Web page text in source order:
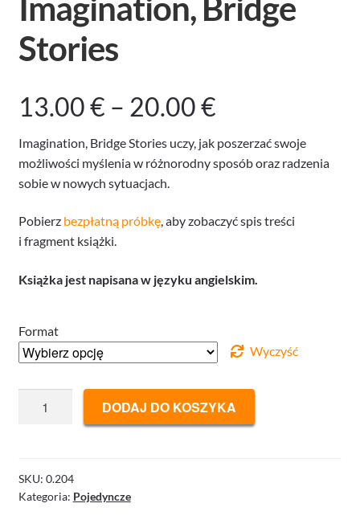
Stories
13.00€ – 20.00€Zakres
cen:
13.00 €
do
Imagination, Bridge Stories uczy, jak poszerzać swoje
możliwości myślenia w różnorodny sposób oraz radzenia
sobie w nowych sytuacjach.
Pobierz bezpłatną próbkę, aby zobaczyć spis treści
i fragment książki.
Książka jest napisana w języku angielskim.
Format
Wyczyść
DODAJ DO KOSZYKA
SKU: 0.204
Kategoria: Pojedyncze